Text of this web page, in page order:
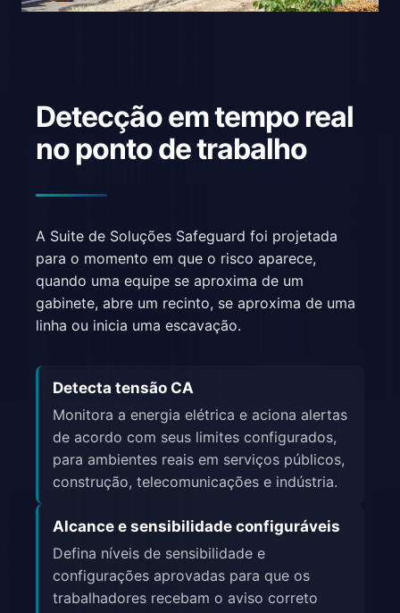
Detecção em tempo real
no ponto de trabalho
A Suite de Soluções Safeguard foi projetada
para o momento em que o risco aparece,
quando uma equipe se aproxima de um
gabinete, abre um recinto, se aproxima de uma
linha ou inicia uma escavação.
Detecta tensão CA
Monitora a energia elétrica e aciona alertas
de acordo com seus limites configurados,
para ambientes reais em serviços públicos,
construção, telecomunicações e indústria.
Alcance e sensibilidade configuráveis
Defina níveis de sensibilidade e
configurações aprovadas para que os
trabalhadores recebam o aviso correto